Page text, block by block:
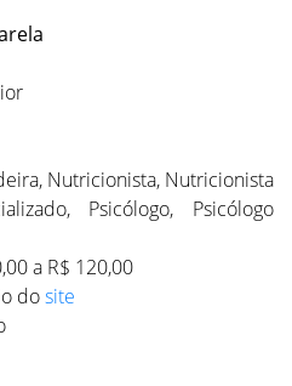
Nutricionista, Nutricionista
Psicólogo, Psicólogo
a R$ 120,00
dosite